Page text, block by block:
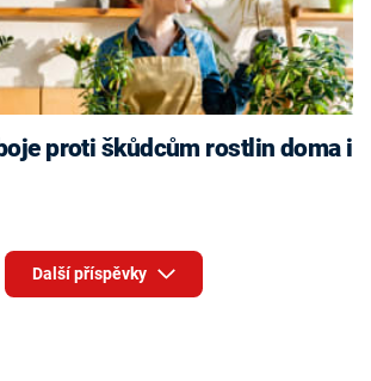
proti škůdcům rostlin doma i
Další příspěvky